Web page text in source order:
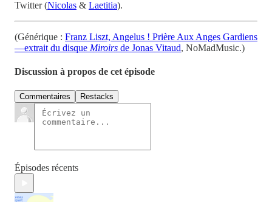
Twitter (Nicolas & Laetitia).
(Générique : Franz Liszt, Angelus ! Prière Aux Anges Gardiens
—extrait du disque Miroirs de Jonas Vitaud, NoMadMusic.)
Discussion à propos de cet épisode
Commentaires Restacks
Épisodes récents